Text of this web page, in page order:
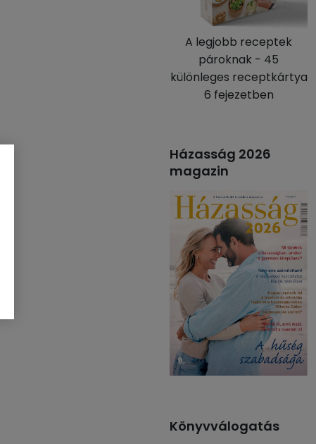
A legjobb receptek
pároknak - 45
különleges receptkártya
6 fejezetben
Házasság 2026
magazin
Könyvválogatás